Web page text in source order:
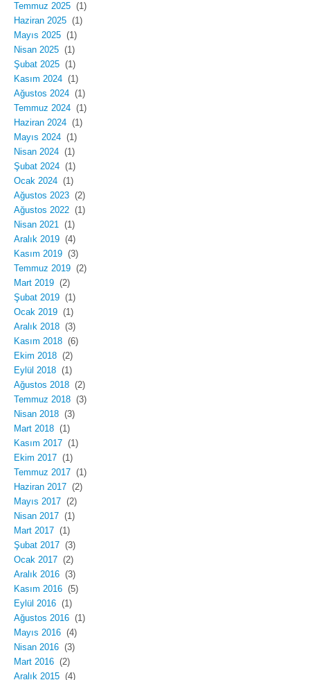
Temmuz 2025 (1)
Haziran 2025 (1)
Mayıs 2025 (1)
Nisan 2025 (1)
Şubat 2025 (1)
Kasım 2024 (1)
Ağustos 2024 (1)
Temmuz 2024 (1)
Haziran 2024 (1)
Mayıs 2024 (1)
Nisan 2024 (1)
Şubat 2024 (1)
Ocak 2024 (1)
Ağustos 2023 (2)
Ağustos 2022 (1)
Nisan 2021 (1)
Aralık 2019 (4)
Kasım 2019 (3)
Temmuz 2019 (2)
Mart 2019 (2)
Şubat 2019 (1)
Ocak 2019 (1)
Aralık 2018 (3)
Kasım 2018 (6)
Ekim 2018 (2)
Eylül 2018 (1)
Ağustos 2018 (2)
Temmuz 2018 (3)
Nisan 2018 (3)
Mart 2018 (1)
Kasım 2017 (1)
Ekim 2017 (1)
Temmuz 2017 (1)
Haziran 2017 (2)
Mayıs 2017 (2)
Nisan 2017 (1)
Mart 2017 (1)
Şubat 2017 (3)
Ocak 2017 (2)
Aralık 2016 (3)
Kasım 2016 (5)
Eylül 2016 (1)
Ağustos 2016 (1)
Mayıs 2016 (4)
Nisan 2016 (3)
Mart 2016 (2)
Aralık 2015 (4)